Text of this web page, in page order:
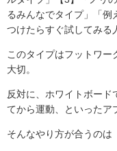
るみんなでタイプ」「例
つけたらすぐ試してみる
このタイプはフットワ
大切。
反対に、ホワイトボード
てから運動、といったア
そんなやり方が合うのは